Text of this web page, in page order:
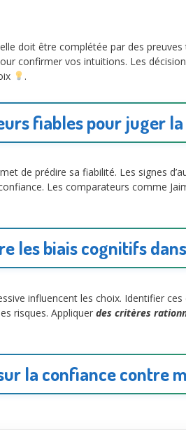
doit être complétée par des
confirmer vos intuitions. Les
.
fiables pour juger
de prédire sa fiabilité. Les signes
Les comparateurs comme
les biais cognitifs
influencent les choix. Identifier
risques. Appliquer des critères
la confiance contre